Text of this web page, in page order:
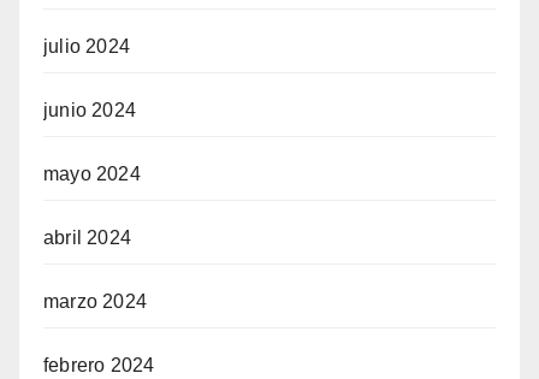
julio 2024
junio 2024
mayo 2024
abril 2024
marzo 2024
febrero 2024